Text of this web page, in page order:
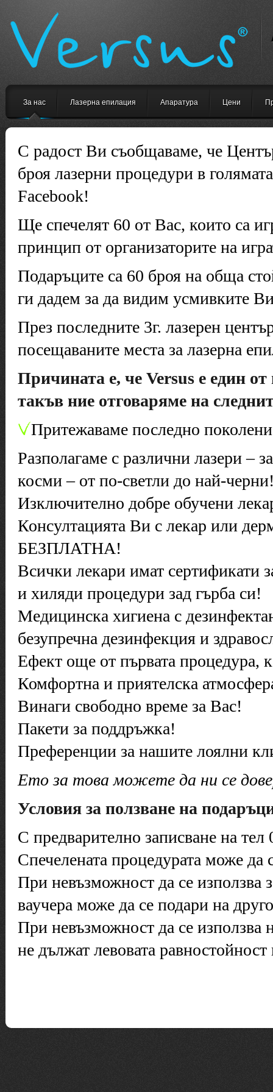
За нас Лазерна епилация Апаратура Цени
С радост Ви съобщаваме, че
броя лазерни процедури в
Facebook!
Ще спечелят 60 от Вас, които са
принцип от организаторите на
Подаръците са 60 броя на обща
ги дадем за да видим усмивките
През последните 3г. лазерен
посещаваните места за лазерна
Причината е, че Versus е един
такъв ние отговаряме на
Притежаваме последно
Разполагаме с различни лазери –
косми – от по-светли до най-
Изключително добре обучени
Консултацията Ви с лекар или
БЕЗПЛАТНА!
Всички лекари имат сертификати
и хиляди процедури зад гърба си!
Медицинска хигиена с
безупречна дезинфекция и
Ефект още от първата процедура,
Комфортна и приятелска
Винаги свободно време за Вас!
Пакети за поддръжка!
Преференции за нашите лоялни
Ето за това можете да ни се
Условия за ползване на
С предварително записване на тел
Спечелената процедурата може да
При невъзможност да се използва
ваучера може да се подари на
При невъзможност да се използва
не дължат левовата